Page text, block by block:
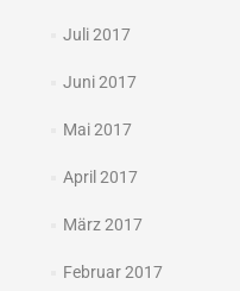
Juli 2017
Juni 2017
Mai 2017
April 2017
März 2017
Februar 2017